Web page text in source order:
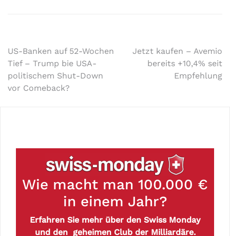
US-Banken auf 52-Wochen
Tief – Trump bie USA-
politischem Shut-Down
vor Comeback?
Jetzt kaufen – Avemio
bereits +10,4% seit
Empfehlung
Wie macht man 100.000 €
in einem Jahr?
Erfahren Sie mehr über den Swiss Monday
und den geheimen Club der Milliardäre.